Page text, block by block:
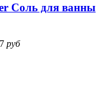
Соль для ванны
руб